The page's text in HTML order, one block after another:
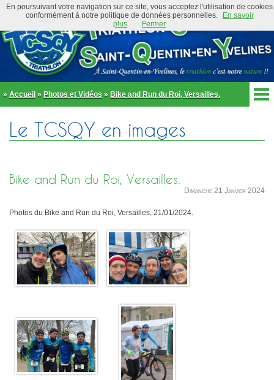
» Accueil » Photos et Vidéos » Bike and Run du Roi, Versailles.
Accueil Actualités
Organigramme
École de triathlon
Trombinoscope
Partenaires
Tenues et équipements
Adhérer au club
Newsletter
Bike and Run 2026
Inscriptions
Règlement
Parcours
Plan d'accès
Épreuves TCSQY
Bike and Run 2026
Bike and Run 2025
Bike and Run 2024
Entraînements
Horaires
Lieux d'entraînement
Matériel
Le TCSQY en images
Bike and Run du Roi, Versailles.
Dimanche 21 Janvier 2024
Photos du Bike and Run du Roi, Versailles, 21/01/2024.
En poursuivant votre navigation sur ce site, vous acceptez l'utilisation de cookies
conformément à notre politique de données personnelles.
En savoir
plus
Fermer